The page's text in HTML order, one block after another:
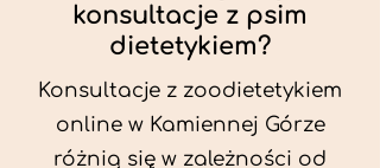
konsultacje z psim
dietetykiem?
Konsultacje z zoodietetykiem
online w Kamiennej Górze
różnią się w zależności od